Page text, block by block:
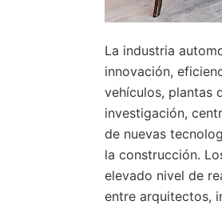
La industria
innovación,
vehículos, plantas
investigación,
de nuevas
la construcción.
elevado nivel de
entre arquitectos,